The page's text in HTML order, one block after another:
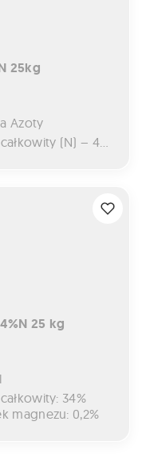
25kg
Azoty
Azot całkowity (N) – 46%
25 kg
34%
magnezu: 0,2%